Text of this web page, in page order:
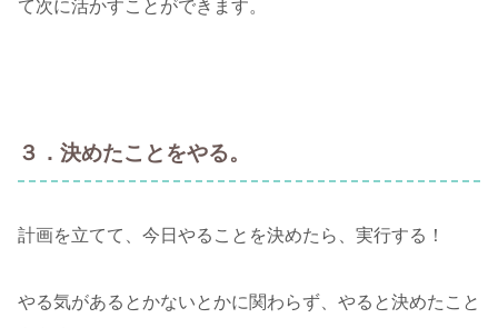
て次に活かすことができます。
３．決めたことをやる。
計画を立てて、今日やることを決めたら、実行する！
やる気があるとかないとかに関わらず、やると決めたこと